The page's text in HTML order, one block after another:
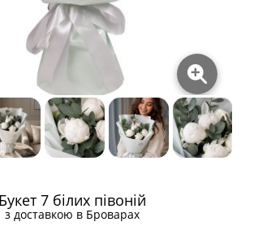
Букет 7 білих півоній
з доставкою в Броварах